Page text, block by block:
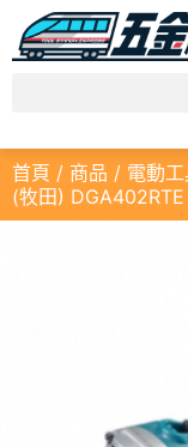
首頁 / 商品 / 電動
(牧田)